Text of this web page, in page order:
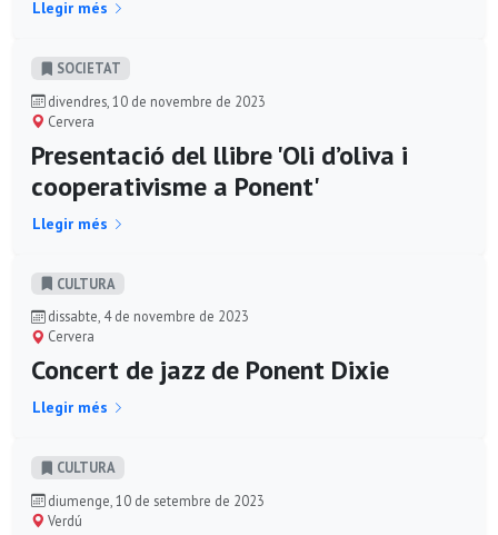
Llegir més
SOCIETAT
divendres, 10 de novembre de 2023
Cervera
Presentació del llibre 'Oli d’oliva i
cooperativisme a Ponent'
Llegir més
CULTURA
dissabte, 4 de novembre de 2023
Cervera
Concert de jazz de Ponent Dixie
Llegir més
CULTURA
diumenge, 10 de setembre de 2023
Verdú